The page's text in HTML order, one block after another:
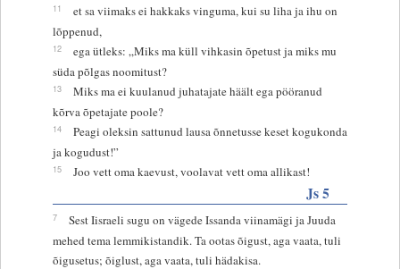
11
et sa viimaks ei hakkaks vinguma, kui su liha ja ihu on
lõppenud,
12
ega ütleks: „Miks ma küll vihkasin õpetust ja miks mu
süda põlgas noomitust?
13
Miks ma ei kuulanud juhatajate häält ega pööranud
kõrva õpetajate poole?
14
Peagi oleksin sattunud lausa õnnetusse keset kogukonda
ja kogudust!”
15 Joo vett oma kaevust, voolavat vett oma allikast!
Js 5
7
Sest Iisraeli sugu on vägede Issanda viinamägi ja Juuda
mehed tema lemmikistandik. Ta ootas õigust, aga vaata, tuli
õigusetus; õiglust, aga vaata, tuli hädakisa.